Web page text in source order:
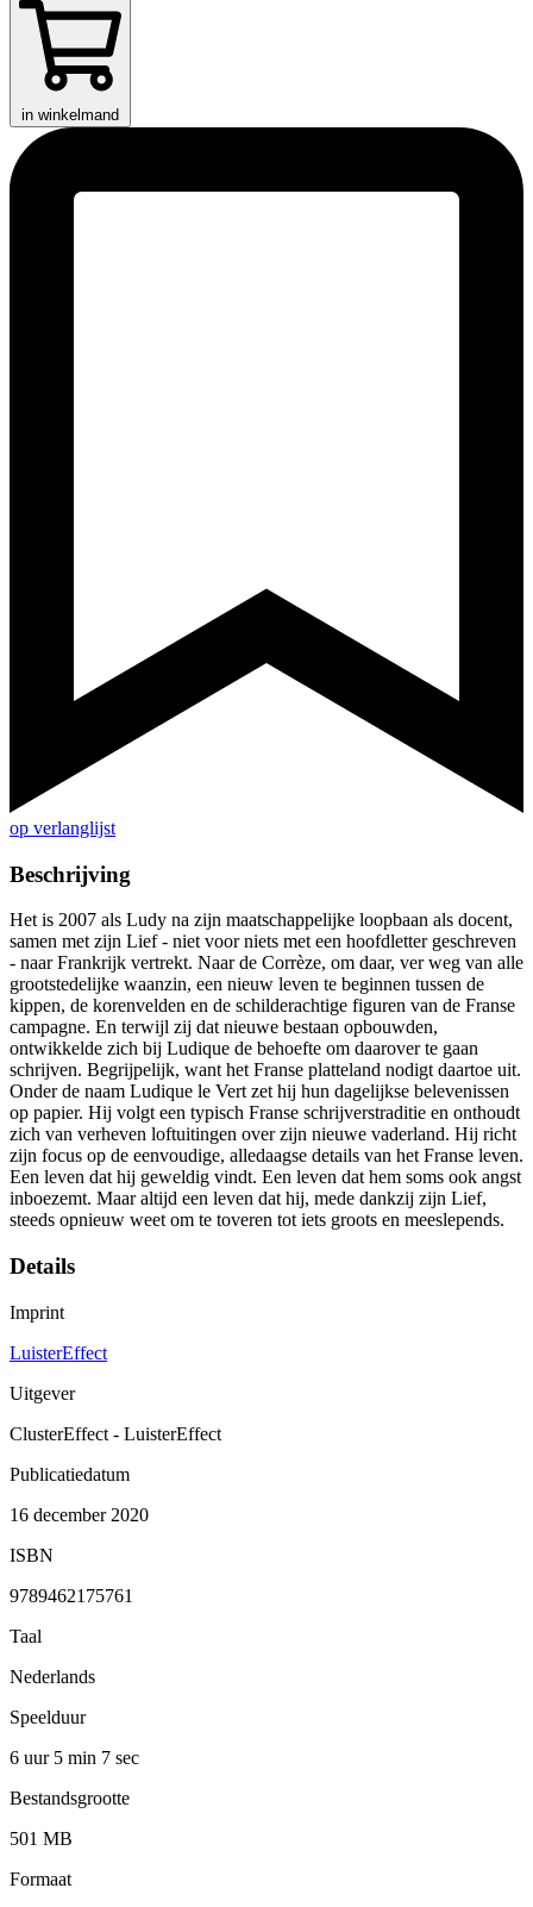
in winkelmand
op verlanglijst
Beschrijving
Het is 2007 als Ludy na zijn maatschappelijke loopbaan als docent,
samen met zijn Lief - niet voor niets met een hoofdletter geschreven
- naar Frankrijk vertrekt. Naar de Corrèze, om daar, ver weg van alle
grootstedelijke waanzin, een nieuw leven te beginnen tussen de
kippen, de korenvelden en de schilderachtige figuren van de Franse
campagne. En terwijl zij dat nieuwe bestaan opbouwden,
ontwikkelde zich bij Ludique de behoefte om daarover te gaan
schrijven. Begrijpelijk, want het Franse platteland nodigt daartoe uit.
Onder de naam Ludique le Vert zet hij hun dagelijkse belevenissen
op papier. Hij volgt een typisch Franse schrijverstraditie en onthoudt
zich van verheven loftuitingen over zijn nieuwe vaderland. Hij richt
zijn focus op de eenvoudige, alledaagse details van het Franse leven.
Een leven dat hij geweldig vindt. Een leven dat hem soms ook angst
inboezemt. Maar altijd een leven dat hij, mede dankzij zijn Lief,
steeds opnieuw weet om te toveren tot iets groots en meeslepends.
Details
Imprint
LuisterEffect
Uitgever
ClusterEffect - LuisterEffect
Publicatiedatum
16 december 2020
ISBN
9789462175761
Taal
Nederlands
Speelduur
6 uur 5 min 7 sec
Bestandsgrootte
501 MB
Formaat